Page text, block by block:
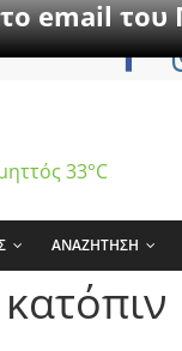
το email
33°C
ΑΝΑΖΗΤΗΣΗ